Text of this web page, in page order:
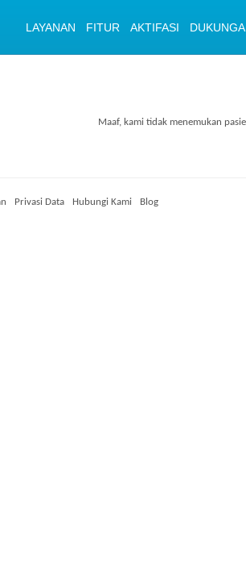
LAYANAN FITUR AKTIFASI
Maaf, kami tidak menemukan
Privasi Data Hubungi Kami Blog